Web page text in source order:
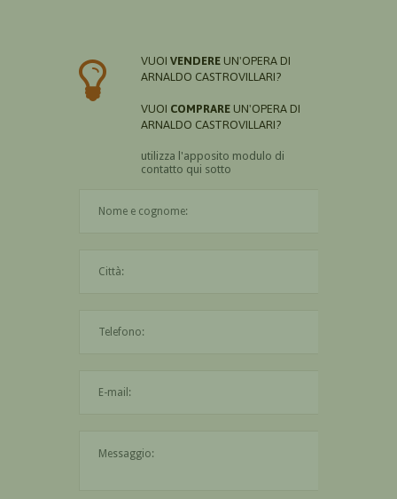
VUOI VENDERE UN'OPERA DI
ARNALDO CASTROVILLARI?
VUOI COMPRARE UN'OPERA DI
ARNALDO CASTROVILLARI?
utilizza l'apposito modulo di
contatto qui sotto